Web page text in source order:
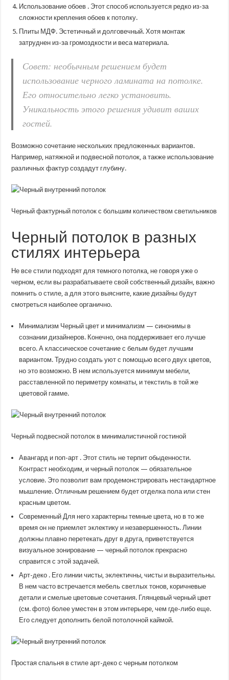
Использование обоев . Этот способ используется редко из-за
сложности крепления обоев к потолку.
Плиты МДФ. Эстетичный и долговечный. Хотя монтаж
затруднен из-за громоздкости и веса материала.
Совет: необычным решением будет
использование черного ламината на потолке.
Его относительно легко установить.
Уникальность этого решения удивит ваших
гостей.
Возможно сочетание нескольких предложенных вариантов.
Например, натяжной и подвесной потолок, а также использование
различных фактур создадут глубину.
Черный фактурный потолок с большим количеством светильников
Черный потолок в разных
стилях интерьера
Не все стили подходят для темного потолка, не говоря уже о
черном, если вы разрабатываете свой собственный дизайн, важно
помнить о стиле, а для этого выясните, какие дизайны будут
смотреться наиболее органично.
Минимализм Черный цвет и минимализм — синонимы в
сознании дизайнеров. Конечно, она поддерживает его лучше
всего. А классическое сочетание с белым будет лучшим
вариантом. Трудно создать уют с помощью всего двух цветов,
но это возможно. В нем используется минимум мебели,
расставленной по периметру комнаты, и текстиль в той же
цветовой гамме.
Черный подвесной потолок в минималистичной гостиной
Авангард и поп-арт . Этот стиль не терпит обыденности.
Контраст необходим, и черный потолок — обязательное
условие. Это позволит вам продемонстрировать нестандартное
мышление. Отличным решением будет отделка пола или стен
красным цветом.
Современный Для него характерны темные цвета, но в то же
время он не приемлет эклектику и незавершенность. Линии
должны плавно перетекать друг в друга, приветствуется
визуальное зонирование — черный потолок прекрасно
справится с этой задачей.
Арт-деко . Его линии чисты, эклектичны, чисты и выразительны.
В нем часто встречается мебель светлых тонов, коричневые
детали и смелые цветовые сочетания. Глянцевый черный цвет
(см. фото) более уместен в этом интерьере, чем где-либо еще.
Его следует дополнить белой потолочной каймой.
Простая спальня в стиле арт-деко с черным потолком